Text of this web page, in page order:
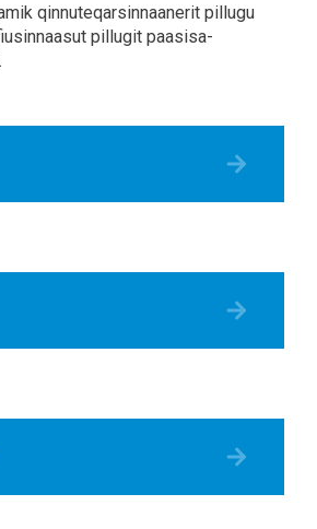
qinnuteqarsinnaanerit pillugu
pillugit paasisa-